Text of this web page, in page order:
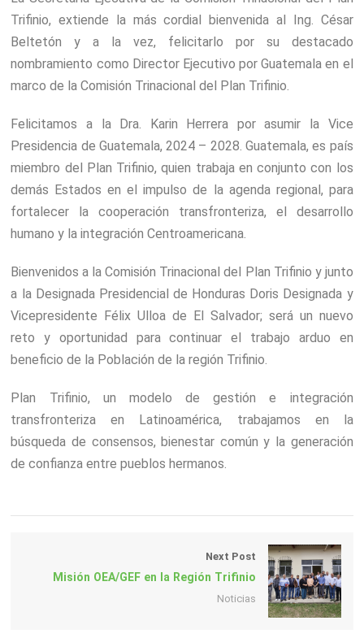
Trifinio, extiende la más cordial bienvenida al Ing. César
Beltetón y a la vez, felicitarlo por su destacado
nombramiento como Director Ejecutivo por Guatemala en el
marco de la Comisión Trinacional del Plan Trifinio.
Felicitamos a la Dra. Karin Herrera por asumir la Vice
Presidencia de Guatemala, 2024 – 2028. Guatemala, es país
miembro del Plan Trifinio, quien trabaja en conjunto con los
demás Estados en el impulso de la agenda regional, para
fortalecer la cooperación transfronteriza, el desarrollo
humano y la integración Centroamericana.
Bienvenidos a la Comisión Trinacional del Plan Trifinio y junto
a la Designada Presidencial de Honduras Doris Designada y
Vicepresidente Félix Ulloa de El Salvador; será un nuevo
reto y oportunidad para continuar el trabajo arduo en
beneficio de la Población de la región Trifinio.
Plan Trifinio, un modelo de gestión e integración
transfronteriza en Latinoamérica, trabajamos en la
búsqueda de consensos, bienestar común y la generación
de confianza entre pueblos hermanos.
Next Post
Misión OEA/GEF en la Región Trifinio
Noticias